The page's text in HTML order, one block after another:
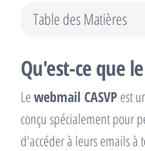
Table des Matières
Qu'est-ce que
Lewebmail CASVP est
conçu spécialement pour
d'accéder à leurs emails